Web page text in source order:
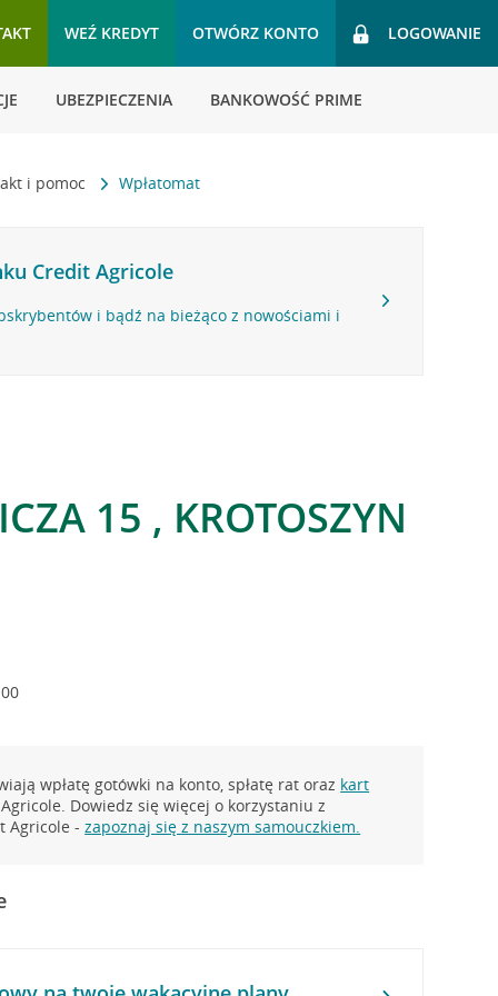
WEŹ KREDYT OTWÓRZ KONTO LOGOWANIE
UBEZPIECZENIA BANKOWOŚĆ PRIME
i pomoc Wpłatomat
Credit Agricole
i bądź na bieżąco z nowościami i
15 , KROTOSZYN
wpłatę gotówki na konto, spłatę rat oraz kart
Dowiedz się więcej o korzystaniu z
Agricole -zapoznaj się z naszym samouczkiem.